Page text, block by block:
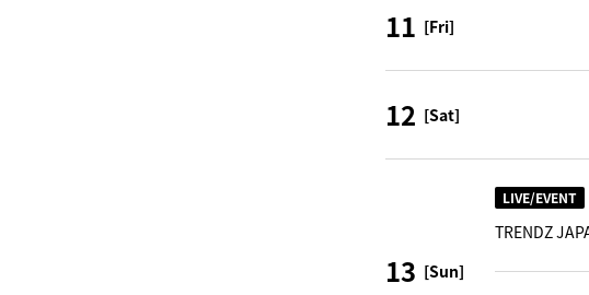
11 [Fri]
12 [Sat]
13 [Sun]
LIVE/EVENT
TRENDZ